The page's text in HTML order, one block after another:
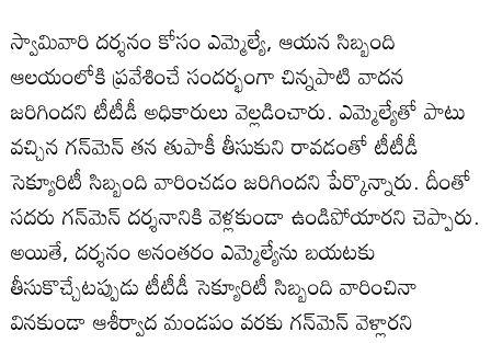
స్వామివారి దర్శనం కోసం ఎమ్మెల్యే, ఆయన సిబ్బంది
ఆలయంలోకి ప్రవేశించే సందర్భంగా చిన్నపాటి వాదన
జరిగిందని టీటీడీ అధికారులు వెల్లడించారు. ఎమ్మెల్యేతో పాటు
వచ్చిన గన్‌మెన్ తన తుపాకీ తీసుకుని రావడంతో టీటీడీ
సెక్యూరిటీ సిబ్బంది వారించడం జరిగిందని పేర్కొన్నారు. దీంతో
సదరు గన్‌మెన్ దర్శనానికి వెళ్లకుండా ఉండిపోయారని చెప్పారు.
అయితే, దర్శనం అనంతరం ఎమ్మెల్యేను బయటకు
తీసుకొచ్చేటప్పుడు టీటీడీ సెక్యూరిటీ సిబ్బంది వారించినా
వినకుండా ఆశీర్వాద మండపం వరకు గన్‌మెన్ వెళ్లారని